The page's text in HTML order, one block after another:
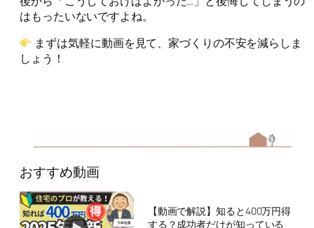
はもったいないですよね。
まずは気軽に動画を見て、家づくりの不安を減らしま
しょう！
おすすめ動画
【動画で解説】知ると400万円得
する？成功者だけが知っている